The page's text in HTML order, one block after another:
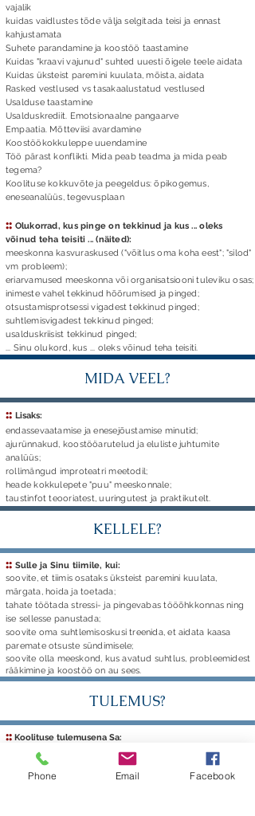
vajalik
kuidas vaidlustes tõde välja selgitada teisi ja ennast
kahjustamata
Suhete parandamine ja koostöö taastamine​
Kuidas "kraavi vajunud" suhted uuesti õigele teele aidata
Kuidas üksteist paremini kuulata, mõista, aidata
Rasked vestlused vs tasakaalustatud vestlused​
Usalduse taastamine
Usalduskrediit. Emotsionaalne pangaarve
Empaatia. Mõtteviisi avardamine
Koostöökokkuleppe uuendamine
Töö pärast konflikti. Mida peab teadma ja mida peab
tegema?
Koolituse kokkuvõte ja peegeldus: õpikogemus,
eneseanalüüs, tegevusplaan
:: Olukorrad, kus pinge on tekkinud ja kus ... oleks
võinud teha teisiti ... (näited):
meeskonna kasvuraskused ("võitlus oma koha eest"; "silod"
vm probleem);
eriarvamused meeskonna või organisatsiooni tuleviku osas;
inimeste vahel tekkinud hõõrumised ja pinged;
otsustamisprotsessi vigadest tekkinud pinged;
suhtlemisvigadest tekkinud pinged;
usalduskriisist tekkinud pinged;
... Sinu olukord, kus ... oleks võinud teha teisiti.
MIDA VEEL?
:: Lisaks:
endassevaatamise ja enesejõustamise minutid;
ajurünnakud, koostööarutelud ja eluliste juhtumite
analüüs;
rollimängud improteatri meetodil;
heade kokkulepete "puu" meeskonnale;
taustinfot teooriatest, uuringutest ja praktikutelt.
KELLELE?
:: Sulle ja Sinu tiimile, kui:
soovite, et tiimis osataks üksteist paremini kuulata,
märgata, hoida ja toetada;
tahate töötada stressi- ja pingevabas tööõhkkonnas ning
ise sellesse panustada;
soovite oma suhtlemisoskusi treenida, et aidata kaasa
paremate otsuste sündimisele;
soovite olla meeskond, kus avatud suhtlus, probleemidest
rääkimine ja koostöö on au sees.
TULEMUS?
:: Koolituse tulemusena Sa:
oled analüüsinud igapäevatöös tekkinud sagedasemaid
suhtlemistõrkeid ja konfliktolukordi;
oled harjutanud, katsetanud ja läbi mänginud erinevaid
Phone Email Facebook